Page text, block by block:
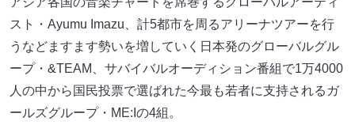
スト・Ayumu Imazu、計5都市を周るアリーナツアーを行
うなどますます勢いを増していく日本発のグローバルグル
ープ・&TEAM、サバイバルオーディション番組で1万4000
人の中から国民投票で選ばれた今最も若者に支持されるガ
ールズグループ・ME:Iの4組。